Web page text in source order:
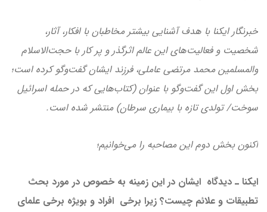
خبرنگار ایکنا با هدف آشنایی بیشتر مخاطبان با افکار، آثار،
شخصیت و فعالیت‌های این عالم اثرگذر و پر کار با حجت‌الاسلام
والمسلمین محمد مرتضی عاملی، فرزند ایشان گفت‌وگو کرده است؛
بخش اول این گفت‌وگو با عنوان (کتاب‌هایی که در حمله اسرائیل
سوخت/ تولدی تازه با بیماری سرطان) منتشر شده است.
اکنون بخش دوم این مصاحبه را می‌خوانیم؛
ایکنا ـ دیدگاه ایشان در این زمینه به خصوص در مورد بحث
تطبیقات و علائم چیست؟ زیرا برخی افراد و بویژه برخی علمای